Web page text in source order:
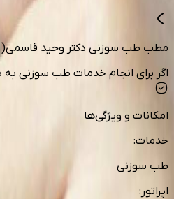
مطب طب سوزنی دکتر وحید
اگر برای انجام خدمات طب سوزنی
امکانات و ویژگی‌ها
خدمات:
طب سوزنی
اپراتور :